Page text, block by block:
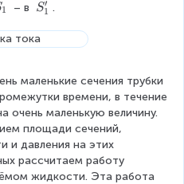
1 – в S
_
S1
′ .
маленькие сечения трубки
времени, в течение
очень маленькую величину.
площади сечений,
и давления на этих
рассчитаем работу
жидкости. Эта работа